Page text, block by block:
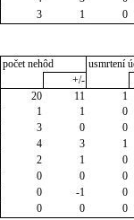
3 1 0
počet nehôd
usmrtení
+/-
20 11
1
1 1
0
3 0
0
4 3
1
2 1
0
0 0
0
0 -1
0
0 0 0